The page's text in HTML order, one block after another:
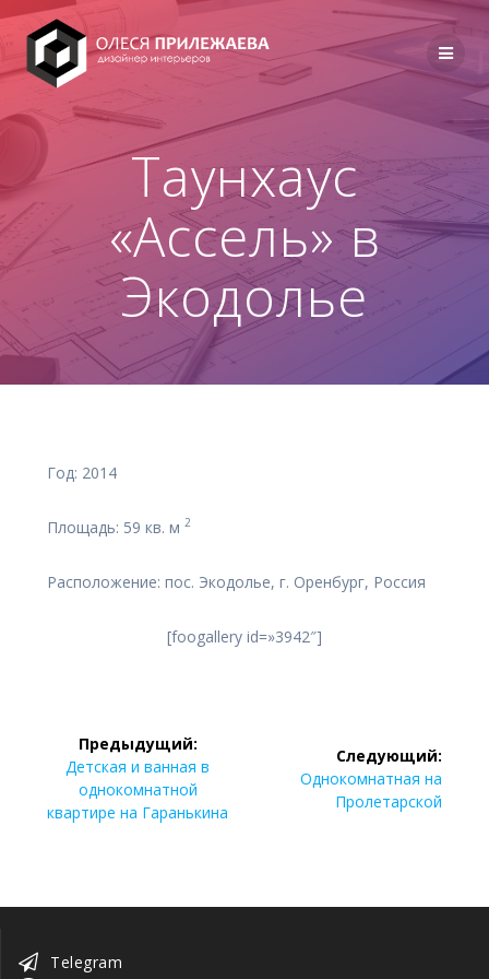
к
содержимому
Таунхаус
«Ассель» в
Экодолье
Год: 2014
Площадь: 59 кв. м 2
Расположение: пос. Экодолье, г. Оренбург, Россия
[foogallery id=»3942″]
Навигация
записям
Предыдущий:
Предыдущая
запись:
Детская и ванная в
однокомнатной
квартире на Гаранькина
Следующий:
Следующая
запись:
Однокомнатная на
Пролетарской
Telegram